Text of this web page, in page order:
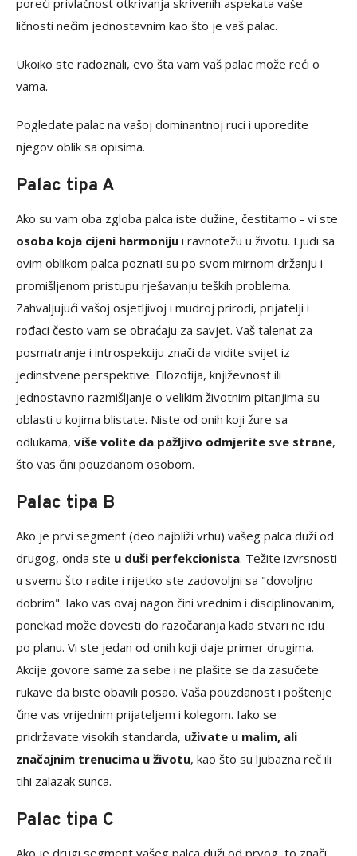
poreći privlačnost otkrivanja skrivenih aspekata vaše
ličnosti nečim jednostavnim kao što je vaš palac.
Ukoiko ste radoznali, evo šta vam vaš palac može reći o
vama.
Pogledate palac na vašoj dominantnoj ruci i uporedite
njegov oblik sa opisima.
Palac tipa A
Ako su vam oba zgloba palca iste dužine, čestitamo - vi ste
osoba koja cijeni harmoniju i ravnotežu u životu. Ljudi sa
ovim oblikom palca poznati su po svom mirnom držanju i
promišljenom pristupu rješavanju teških problema.
Zahvaljujući vašoj osjetljivoj i mudroj prirodi, prijatelji i
rođaci često vam se obraćaju za savjet. Vaš talenat za
posmatranje i introspekciju znači da vidite svijet iz
jedinstvene perspektive. Filozofija, književnost ili
jednostavno razmišljanje o velikim životnim pitanjima su
oblasti u kojima blistate. Niste od onih koji žure sa
odlukama, više volite da pažljivo odmjerite sve strane,
što vas čini pouzdanom osobom.
Palac tipa B
Ako je prvi segment (deo najbliži vrhu) vašeg palca duži od
drugog, onda ste u duši perfekcionista. Težite izvrsnosti
u svemu što radite i rijetko ste zadovoljni sa "dovoljno
dobrim". Iako vas ovaj nagon čini vrednim i disciplinovanim,
ponekad može dovesti do razočaranja kada stvari ne idu
po planu. Vi ste jedan od onih koji daje primer drugima.
Akcije govore same za sebe i ne plašite se da zasučete
rukave da biste obavili posao. Vaša pouzdanost i poštenje
čine vas vrijednim prijateljem i kolegom. Iako se
pridržavate visokih standarda, uživate u malim, ali
značajnim trenucima u životu, kao što su ljubazna reč ili
tihi zalazak sunca.
Palac tipa C